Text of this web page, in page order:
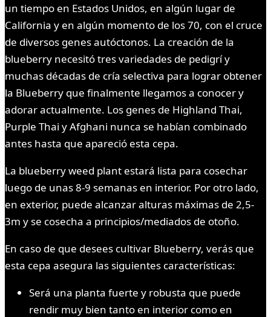
un tiempo en Estados Unidos, en algún lugar de
California y en algún momento de los 70, con el cruce
de diversos genes autóctonos. La creación de la
blueberry necesitó tres variedades de pedigrí y
muchas décadas de cría selectiva para lograr obtener
la Blueberry que finalmente llegamos a conocer y
adorar actualmente. Los genes de Highland Thai,
Purple Thai y Afghani nunca se habían combinado
antes hasta que apareció esta cepa.
La blueberry weed plant estará lista para cosechar
luego de unas 8-9 semanas en interior. Por otro lado,
en exterior, puede alcanzar alturas máximas de 2,5-
3m y se cosecha a principios/mediados de otoño.
En caso de que desees cultivar Blueberry, verás que
esta cepa asegura las siguientes características:
Será una planta fuerte y robusta que puede
rendir muy bien tanto en interior como en